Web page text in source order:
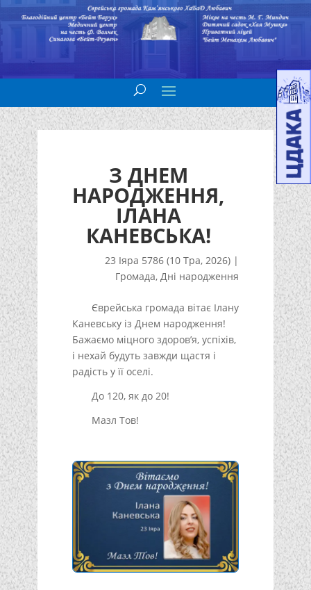
З ДНЕМ
НАРОДЖЕННЯ,
ІЛАНА
КАНЕВСЬКА!
23 Іяра 5786 (10 Тра, 2026) |
Громада,Дні народження
Єврейська громада вітає Ілану
Каневську із Днем народження!
Бажаємо міцного здоров’я, успіхів,
і нехай будуть завжди щастя і
радість у її оселі.
До 120, як до 20!
Мазл Тов!